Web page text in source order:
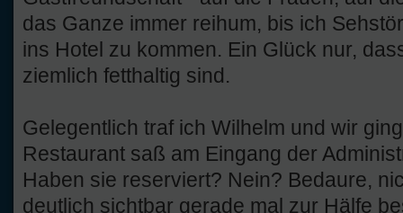
das Ganze immer reihum, bis ich
ins Hotel zu kommen. Ein Glück nur,
ziemlich fetthaltig sind.
Gelegentlich traf ich Wilhelm und wir
Restaurant saß am Eingang der
Haben sie reserviert? Nein? Bedaure,
deutlich sichtbar gerade mal zur Hälfe